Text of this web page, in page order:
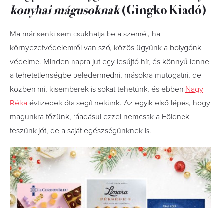
konyhai mágusoknak(Gingko Kiadó)
Ma már senki sem csukhatja be a szemét, ha
környezetvédelemről van szó, közös ügyünk a bolygónk
védelme. Minden napra jut egy lesújtó hír, és könnyű lenne
a tehetetlenségbe beledermedni, másokra mutogatni, de
közben mi, kisemberek is sokat tehetünk, és ebben Nagy
Réka évtizedek óta segít nekünk. Az egyik első lépés, hogy
magunkra főzünk, ráadásul ezzel nemcsak a Földnek
teszünk jót, de a saját egészségünknek is.